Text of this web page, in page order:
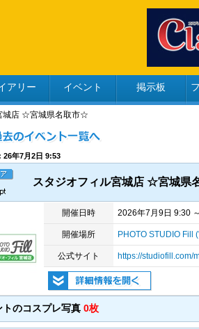
アリー イベント 掲示板
城店 ☆宮城県名取市☆
26年7月2日 9:53
スタジオフィル宮城店 ☆宮城県
開催日時 2026年7月9日 9:30
開催場所 PHOTO STUDIO Fill
公式サイト https://studiofill.com/
トのコスプレ写真 0枚